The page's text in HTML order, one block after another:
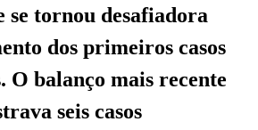
se tornou desafiadora
dos primeiros casos
O balanço mais recente
seis casos